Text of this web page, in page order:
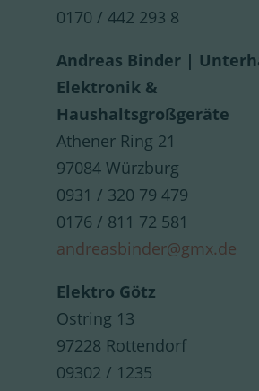
0170 / 442 293 8
Andreas Binder |
Elektronik &
Haushaltsgroßgeräte
Athener Ring 21
97084 Würzburg
0931 / 320 79 479
0176 / 811 72 581
andreasbinder@gmx.de
Elektro Götz
Ostring 13
97228 Rottendorf
09302 / 1235